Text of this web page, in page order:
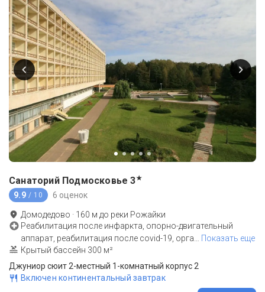
Санаторий Подмосковье 3★
9.9 / 10 6 оценок
Домодедово · 160 м до реки Рожайки
Реабилитация после инфаркта, опорно-двигательный
аппарат, реабилитация после covid-19, орга
Показать еще
Крытый бассейн 300 м²
Джуниор сюит 2-местный 1-комнатный корпус 2
Включен континентальный завтрак